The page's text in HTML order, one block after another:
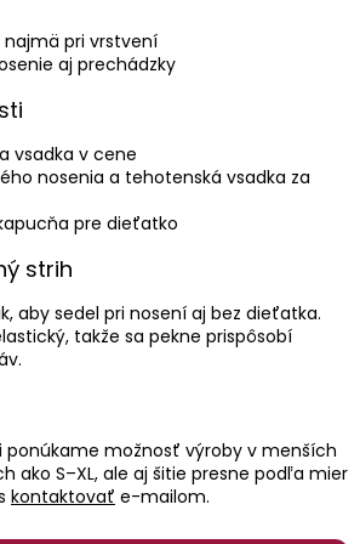
ý
p
pri vrstvení
aj prechádzky
vsadka v cene
nosenia a tehotenská vsadka za
pre dieťatko
strih
aby sedel pri nosení aj bez dieťatka.
takže sa pekne prispôsobí
ponúkame možnosť výroby v menších
ako S–XL, ale aj šitie presne podľa mier
kontaktovať e-mailom.